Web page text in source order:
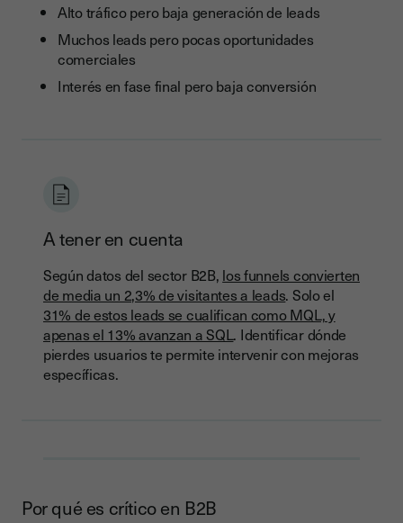
Conclusión: convierte tu funnel en un motor de crecimiento
sostenible
Mejora tu cierre de ventas con Youtrust
Alto tráfico pero baja generación de leads
Muchos leads pero pocas oportunidades
comerciales
Interés en fase final pero baja conversión
A tener en cuenta
Según datos del sector B2B, los funnels convierten
de media un 2,3% de visitantes a leads. Solo el
31% de estos leads se cualifican como MQL, y
apenas el 13% avanzan a SQL. Identificar dónde
pierdes usuarios te permite intervenir con mejoras
específicas.
Por qué es crítico en B2B